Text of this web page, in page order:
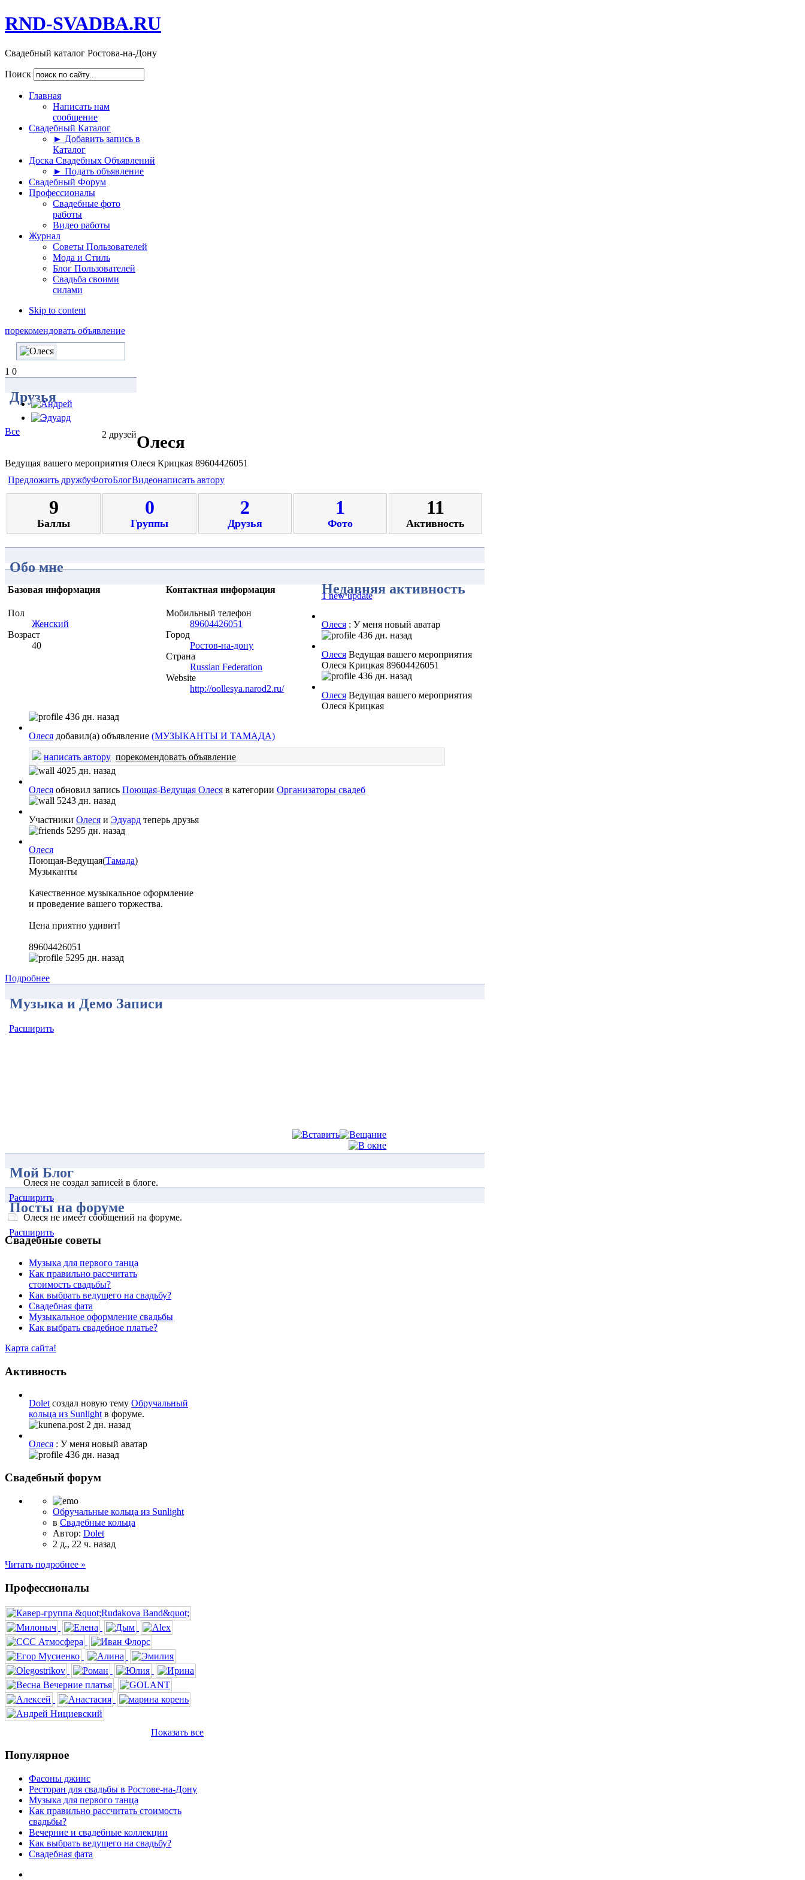
RND-SVADBA.RU
Свадебный каталог Ростова-на-Дону
Поиск
Главная
Написать нам
сообщение
Свадебный Каталог
► Добавить запись в
Каталог
Доска Свадебных Объявлений
► Подать объявление
Свадебный Форум
Профессионалы
Свадебные фото
работы
Видео работы
Журнал
Советы Пользователей
Мода и Стиль
Блог Пользователей
Свадьба своими
силами
Skip to content
порекомендовать объявление
1 0
Друзья
Все 2 друзейОлеся
Ведущая вашего мероприятия Олеся Крицкая 89604426051
Предложить дружбуФотоБлогВидеонаписать автору
9
Баллы
0
Группы
2
Друзья
1
Фото
11
Активность
Обо мне
Базовая информация
Пол
Женский
Возраст
40
Контактная информация
Мобильный телефон
89604426051
Город
Ростов-на-дону
Страна
Russian Federation
Website
http://oollesya.narod2.ru/
Недавняя активность
1 new update
Олеся: У меня новый аватар
436 дн. назад
ОлесяВедущая вашего мероприятия
Олеся Крицкая 89604426051
436 дн. назад
ОлесяВедущая вашего мероприятия
Олеся Крицкая
436 дн. назад
Олеся добавил(а) объявление (МУЗЫКАНТЫ И ТАМАДА)
написать автору порекомендовать объявление
4025 дн. назад
Олеся обновил запись Поющая-Ведущая Олеся в категории Организаторы свадеб
5243 дн. назад
Участники Олеся и Эдуард теперь друзья
5295 дн. назад
Олеся
Поющая-Ведущая(Тамада)
Музыканты
Качественное музыкальное оформление
и проведение вашего торжества.
Цена приятно удивит!
89604426051
5295 дн. назад
Подробнее
Музыка и Демо Записи
Расширить
Мой Блог
Расширить
Олеся не создал записей в блоге.
Посты на форуме
Расширить
Олеся не имеет сообщений на форуме.
Свадебные советы
Музыка для первого танца
Как правильно рассчитать
стоимость свадьбы?
Как выбрать ведущего на свадьбу?
Свадебная фата
Музыкальное оформление свадьбы
Как выбрать свадебное платье?
Карта сайта!
Активность
Dolet создал новую тему Обручальный
кольца из Sunlight в форуме.
2 дн. назад
Олеся : У меня новый аватар
436 дн. назад
Свадебный форум
Обручальные кольца из Sunlight
в Свадебные кольца
Автор: Dolet
2 д., 22 ч. назад
Читать подробнее »
Профессионалы
Показать все
Популярное
Фасоны джинс
Ресторан для свадьбы в Ростове-на-Дону
Музыка для первого танца
Как правильно рассчитать стоимость
свадьбы?
Вечерние и свадебные коллекции
Как выбрать ведущего на свадьбу?
Свадебная фата